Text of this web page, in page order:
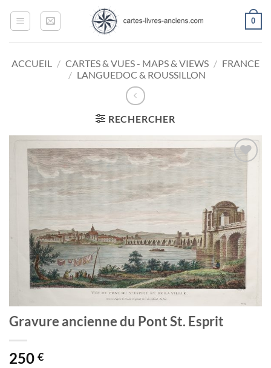
0
ACCUEIL / CARTES & VUES - MAPS & VIEWS / FRANCE
/ LANGUEDOC & ROUSSILLON
RECHERCHER
Ajouter
à la
wishlist
Gravure ancienne du Pont St. Esprit
250 €